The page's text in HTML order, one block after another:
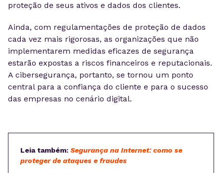
proteção de seus ativos e dados dos clientes.
Ainda, com regulamentações de proteção de dados
cada vez mais rigorosas, as organizações que não
implementarem medidas eficazes de segurança
estarão expostas a riscos financeiros e reputacionais.
A cibersegurança, portanto, se tornou um ponto
central para a confiança do cliente e para o sucesso
das empresas no cenário digital.
Leia também: Segurança na Internet: como se
proteger de ataques e fraudes